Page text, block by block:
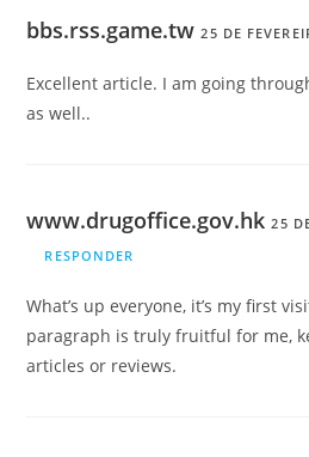
bbs.rss.game.tw 25 DE
Excellent article. I am going
as well..
www.drugoffice.gov.hk 25
RESPONDER
What’s up everyone, it’s my first
paragraph is truly fruitful for me,
articles or reviews.